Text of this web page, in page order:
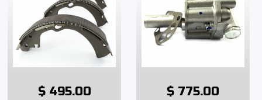
$ 495.00 $ 775.00